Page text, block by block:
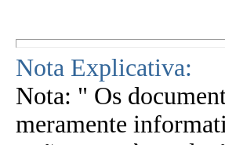
Nota Explicativa:
Nota: " Os
meramente